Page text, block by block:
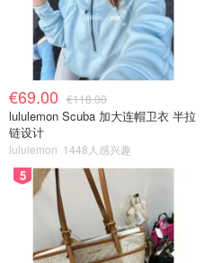
€69.00 €118.00
lululemon Scuba 加大连帽卫衣 半拉
链设计
lululemon 1448人感兴趣
5